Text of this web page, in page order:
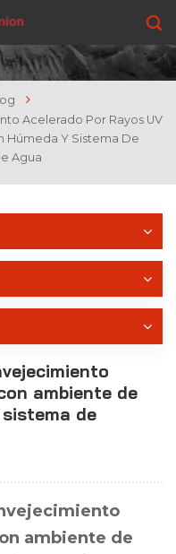
Acelerado Por Rayos UV
Húmeda Y Sistema De
Agua
ambiente de
de
ambiente de